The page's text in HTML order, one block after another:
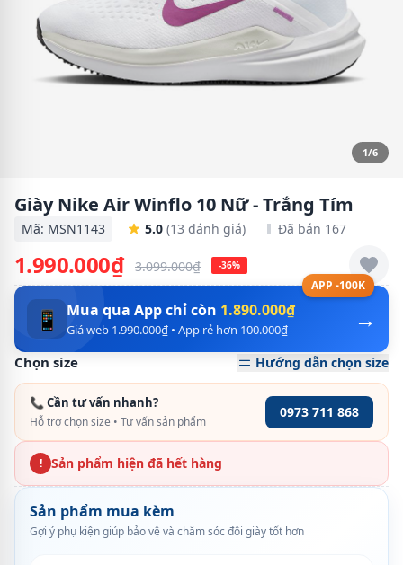
1/6
Giày Nike Air Winflo 10 Nữ - Trắng Tím
Mã: MSN1143 5.0 (13 đánh giá) Đã bán 167
1.990.000₫ 3.099.000₫ -36%
APP -100K
→
📱 Mua qua App chỉ còn 1.890.000₫
Giá web 1.990.000₫ • App rẻ hơn 100.000₫
Chọn size Hướng dẫn chọn size
📞 Cần tư vấn nhanh?
Hỗ trợ chọn size • Tư vấn sản phẩm
0973 711 868
! Sản phẩm hiện đã hết hàng
Sản phẩm mua kèm
Gợi ý phụ kiện giúp bảo vệ và chăm sóc đôi giày tốt hơn